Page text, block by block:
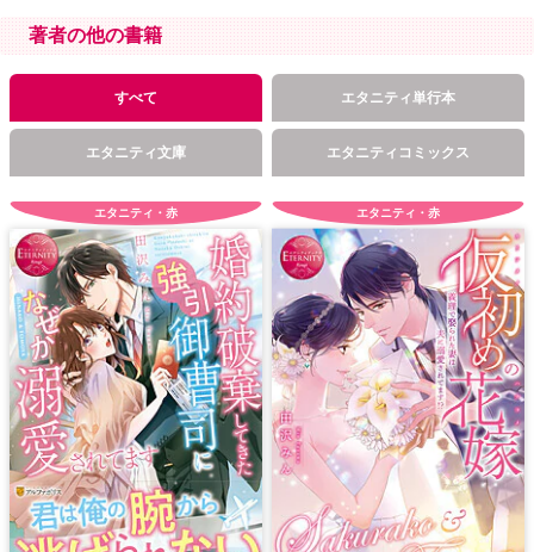
著者の他の書籍
すべて エタニティ単行本
エタニティ文庫 エタニティコミックス
エタニティ・赤 エタニティ・赤